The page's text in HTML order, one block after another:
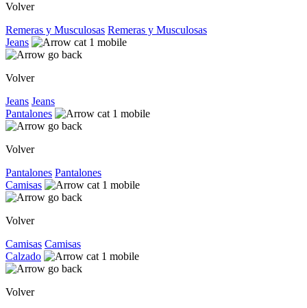
Volver
Remeras y Musculosas Remeras y Musculosas
Jeans
Volver
Jeans Jeans
Pantalones
Volver
Pantalones Pantalones
Camisas
Volver
Camisas Camisas
Calzado
Volver